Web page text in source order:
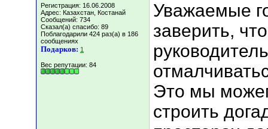
Регистрация: 16.06.2008
Адрес: Казахстан, Костанай
Сообщений: 734
Сказал(а) спасибо: 89
Поблагодарили 424 раз(а) в 186
сообщениях
Подарков: 1
Вес репутации: 84
Уважаемые
заверить,
Это мы
строить